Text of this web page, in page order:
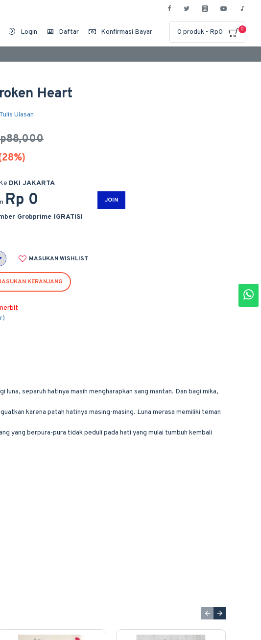
Login Daftar Konfirmasi Bayar 0 produk - Rp0 0
Heart
Tulis Ulasan
DKI JAKARTA
Rp 0
Grobprime (GRATIS)
JOIN
MASUKAN WISHLIST
KERANJANG
separuh hatinya masih mengharapkan sang mantan. Dan bagi mika,
karena patah hatinya masing-masing. Luna merasa memiliki teman
yang berpura-pura tidak peduli pada hati yang mulai tumbuh kembali